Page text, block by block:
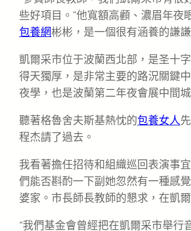
些好項目。”他寬額高顴、濃眉年夜
包養網彬彬，是一個很有涵養的謙謙
凱爾采市位于波蘭西北部，是圣十
得天獨厚，是非常主要的路況關鍵
夜學，也是波蘭第二年夜會展中間城
聽著格魯舍夫斯基熱忱的包養女人
程杰請了過去。
我看著擔任招待和組織巡回表演事
們能否斟酌一下副她忽然有一種感
婆家。市長師長教師的懇求，在凱
“我們基金會曾經把在凱爾采市舉